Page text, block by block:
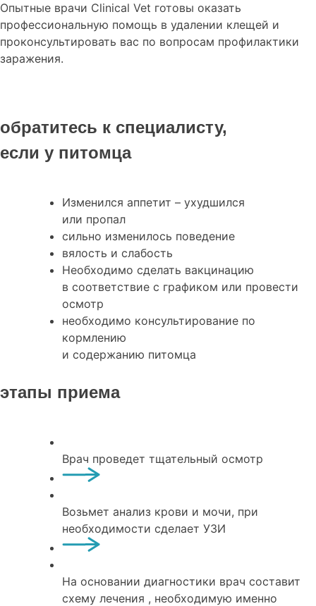
Опытные врачи Clinical Vet готовы оказать
профессиональную помощь в удалении клещей и
проконсультировать вас по вопросам профилактики
заражения.
обратитесь к специалисту,
если у питомца
Изменился аппетит – ухудшился
или пропал
сильно изменилось поведение
вялость и слабость
Необходимо сделать вакцинацию
в соответствие с графиком или провести
осмотр
необходимо консультирование по
кормлению
и содержанию питомца
этапы приема
Врач проведет тщательный осмотр
Возьмет анализ крови и мочи, при
необходимости сделает УЗИ
На основании диагностики врач составит
схему лечения , необходимую именно